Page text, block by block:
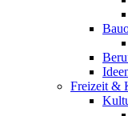
Freizeit &